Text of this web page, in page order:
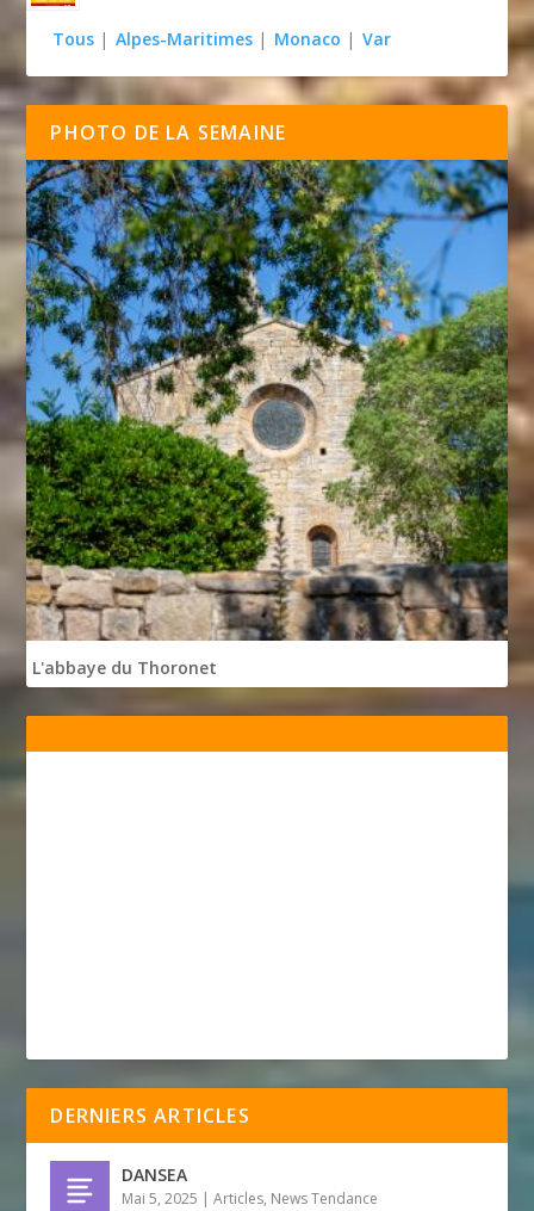
Tous | Alpes-Maritimes | Monaco | Var
PHOTO DE LA SEMAINE
L'abbaye du Thoronet
DERNIERS ARTICLES
DANSEA
Mai 5, 2025 |Articles, News Tendance